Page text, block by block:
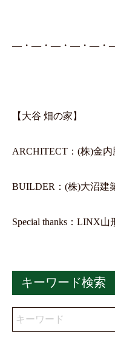
―・―・―・―・―・
【大谷 畑の家】
ARCHITECT：(株)金
BUILDER：(株)大沼建
Special thanks：LINX山
キーワード検索